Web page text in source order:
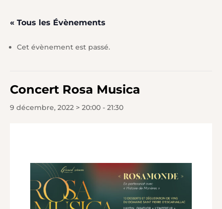
« Tous les Évènements
Cet évènement est passé.
Concert Rosa Musica
9 décembre, 2022 > 20:00 - 21:30